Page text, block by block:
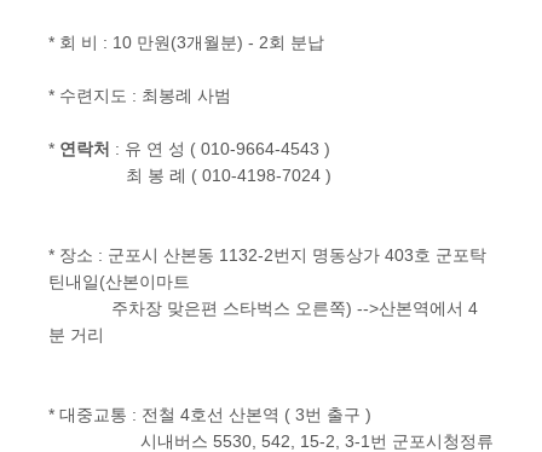
* 회 비 : 10 만원(3개월분) - 2회 분납
* 수련지도 : 최봉례 사범
* 연락처 : 유 연 성 ( 010-9664-4543 )
최 봉 례 ( 010-4198-7024 )
* 장소 : 군포시 산본동 1132-2번지 명동상가 403호 군포탁
틴내일(산본이마트
주차장 맞은편 스타벅스 오른쪽) -->산본역에서 4
분 거리
* 대중교통 : 전철 4호선 산본역 ( 3번 출구 )
시내버스 5530, 542, 15-2, 3-1번 군포시청정류